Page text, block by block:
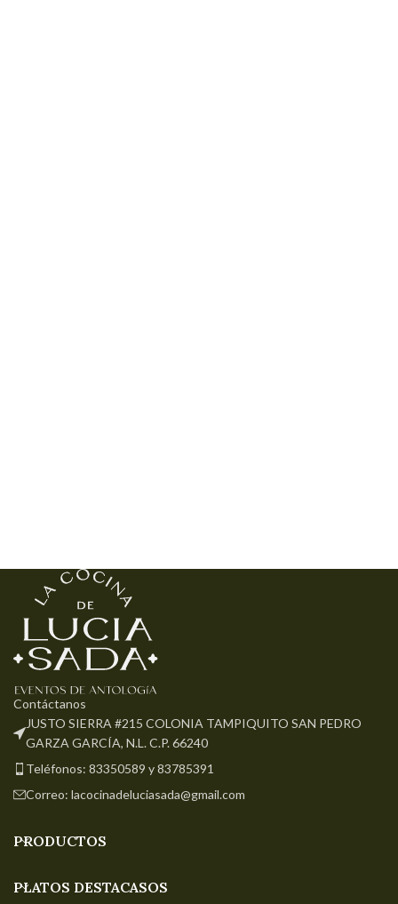
Contáctanos
JUSTO SIERRA #215 COLONIA TAMPIQUITO SAN PEDRO
GARZA GARCÍA, N.L. C.P. 66240
Teléfonos: 83350589 y 83785391
Correo: lacocinadeluciasada@gmail.com
PRODUCTOS
PLATOS DESTACASOS